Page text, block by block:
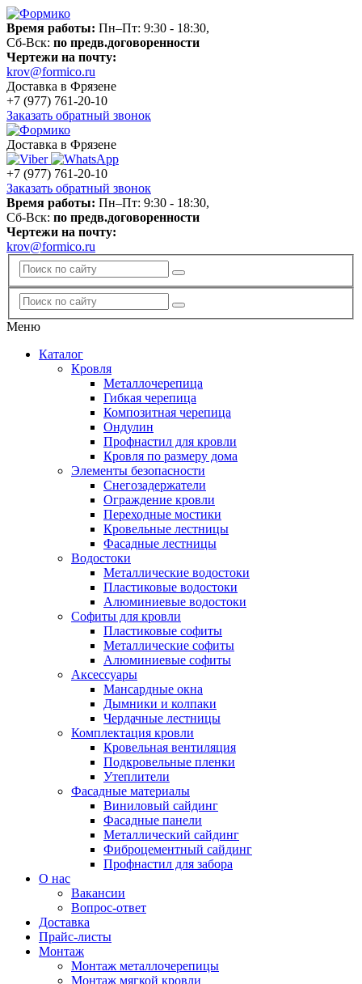
Время работы: Пн–Пт: 9:30 - 18:30,
Сб-Вск: по предв.договоренности
Чертежи на почту:
krov@formico.ru
Доставка в Фрязене
+7 (977) 761-20-10
Заказать обратный звонок
Доставка в Фрязене
+7 (977) 761-20-10
Заказать обратный звонок
Время работы: Пн–Пт: 9:30 - 18:30,
Сб-Вск: по предв.договоренности
Чертежи на почту:
krov@formico.ru
Меню
Каталог
Кровля
Металлочерепица
Гибкая черепица
Композитная черепица
Ондулин
Профнастил для кровли
Кровля по размеру дома
Элементы безопасности
Снегозадержатели
Ограждение кровли
Переходные мостики
Кровельные лестницы
Фасадные лестницы
Водостоки
Металлические водостоки
Пластиковые водостоки
Алюминиевые водостоки
Софиты для кровли
Пластиковые софиты
Металлические софиты
Алюминиевые софиты
Аксессуары
Мансардные окна
Дымники и колпаки
Чердачные лестницы
Комплектация кровли
Кровельная вентиляция
Подкровельные пленки
Утеплители
Фасадные материалы
Виниловый сайдинг
Фасадные панели
Металлический сайдинг
Фиброцементный сайдинг
Профнастил для забора
О нас
Вакансии
Вопрос-ответ
Доставка
Прайс-листы
Монтаж
Монтаж металлочерепицы
Монтаж мягкой кровли